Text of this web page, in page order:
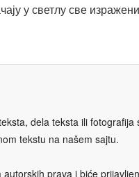
у светлу све
dela teksta ili
tekstu na našem sajtu.
prava i biće